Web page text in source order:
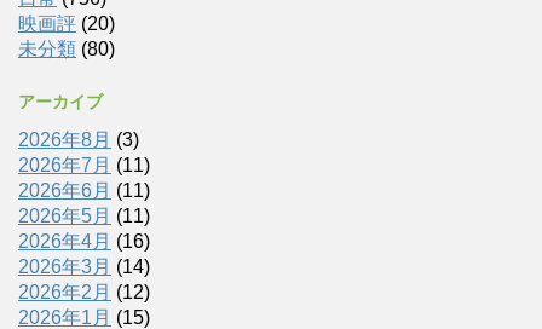
映画評 (20)
未分類 (80)
アーカイブ
2026年8月 (3)
2026年7月 (11)
2026年6月 (11)
2026年5月 (11)
2026年4月 (16)
2026年3月 (14)
2026年2月 (12)
2026年1月 (15)